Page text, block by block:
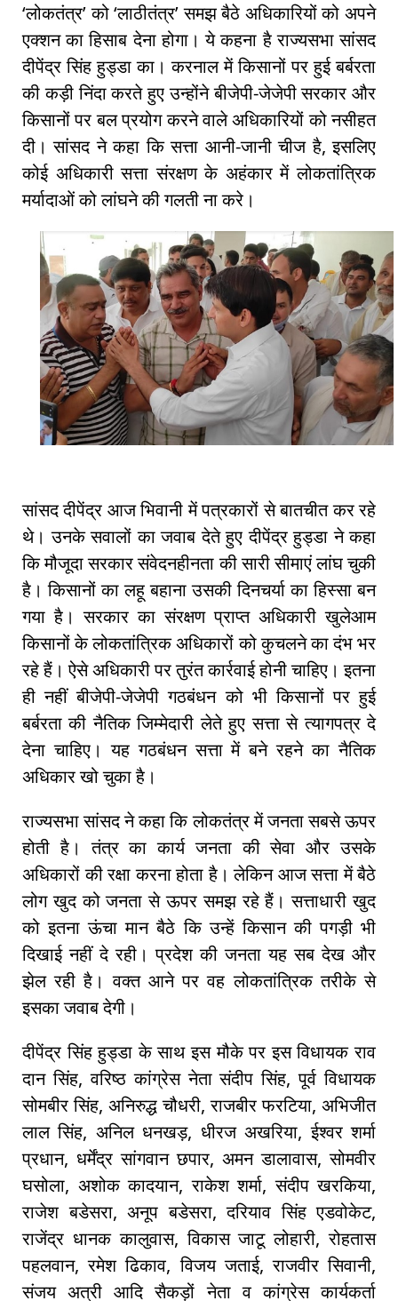
‘लोकतंत्र’ को ‘लाठीतंत्र’ समझ बैठे अधिकारियों को अपने
एक्शन का हिसाब देना होगा। ये कहना है राज्यसभा सांसद
दीपेंद्र सिंह हुड्डा का। करनाल में किसानों पर हुई बर्बरता
की कड़ी निंदा करते हुए उन्होंने बीजेपी-जेजेपी सरकार और
किसानों पर बल प्रयोग करने वाले अधिकारियों को नसीहत
दी। सांसद ने कहा कि सत्ता आनी-जानी चीज है, इसलिए
कोई अधिकारी सत्ता संरक्षण के अहंकार में लोकतांत्रिक
मर्यादाओं को लांघने की गलती ना करे।
सांसद दीपेंद्र आज भिवानी में पत्रकारों से बातचीत कर रहे
थे। उनके सवालों का जवाब देते हुए दीपेंद्र हुड्डा ने कहा
कि मौजूदा सरकार संवेदनहीनता की सारी सीमाएं लांघ चुकी
है। किसानों का लहू बहाना उसकी दिनचर्या का हिस्सा बन
गया है। सरकार का संरक्षण प्राप्त अधिकारी खुलेआम
किसानों के लोकतांत्रिक अधिकारों को कुचलने का दंभ भर
रहे हैं। ऐसे अधिकारी पर तुरंत कार्रवाई होनी चाहिए। इतना
ही नहीं बीजेपी-जेजेपी गठबंधन को भी किसानों पर हुई
बर्बरता की नैतिक जिम्मेदारी लेते हुए सत्ता से त्यागपत्र दे
देना चाहिए। यह गठबंधन सत्ता में बने रहने का नैतिक
अधिकार खो चुका है।
राज्यसभा सांसद ने कहा कि लोकतंत्र में जनता सबसे ऊपर
होती है। तंत्र का कार्य जनता की सेवा और उसके
अधिकारों की रक्षा करना होता है। लेकिन आज सत्ता में बैठे
लोग खुद को जनता से ऊपर समझ रहे हैं। सत्ताधारी खुद
को इतना ऊंचा मान बैठे कि उन्हें किसान की पगड़ी भी
दिखाई नहीं दे रही। प्रदेश की जनता यह सब देख और
झेल रही है। वक्त आने पर वह लोकतांत्रिक तरीके से
इसका जवाब देगी।
दीपेंद्र सिंह हुड्डा के साथ इस मौके पर इस विधायक राव
दान सिंह, वरिष्ठ कांग्रेस नेता संदीप सिंह, पूर्व विधायक
सोमबीर सिंह, अनिरुद्ध चौधरी, राजबीर फरटिया, अभिजीत
लाल सिंह, अनिल धनखड़, धीरज अखरिया, ईश्वर शर्मा
प्रधान, धर्मेंद्र सांगवान छपार, अमन डालावास, सोमवीर
घसोला, अशोक कादयान, राकेश शर्मा, संदीप खरकिया,
राजेश बडेसरा, अनूप बडेसरा, दरियाव सिंह एडवोकेट,
राजेंद्र धानक कालुवास, विकास जाटू लोहारी, रोहतास
पहलवान, रमेश ढिकाव, विजय जताई, राजवीर सिवानी,
संजय अत्री आदि सैकड़ों नेता व कांग्रेस कार्यकर्ता